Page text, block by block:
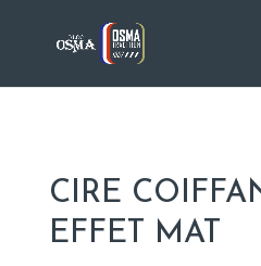
CIRE
EFFET MAT